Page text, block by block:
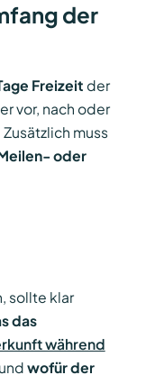
der
Freizeit der
vor, nach oder
muss
oder
sollte klar
das
während
wofür der